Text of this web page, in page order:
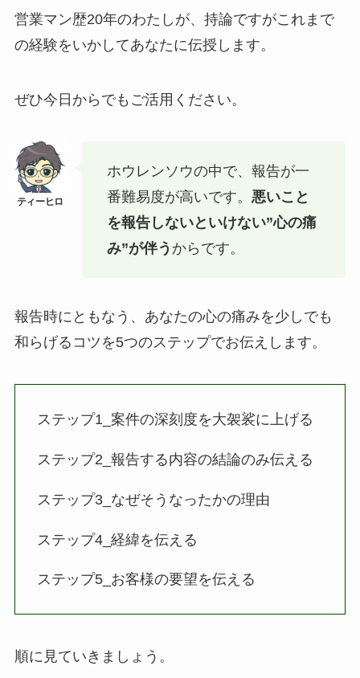
営業マン歴20年のわたしが、持論ですがこれまで
の経験をいかしてあなたに伝授します。
ぜひ今日からでもご活用ください。
ホウレンソウの中で、報告が一
番難易度が高いです。 悪いこと
を報告しないといけない”心の痛
み”が伴う からです。
報告時にともなう、あなたの心の痛みを少しでも
和らげるコツを5つのステップでお伝えします。
ステップ1_案件の深刻度を大袈裟に上げる
ステップ2_報告する内容の結論のみ伝える
ステップ3_なぜそうなったかの理由
ステップ4_経緯を伝える
ステップ5_お客様の要望を伝える
順に見ていきましょう。